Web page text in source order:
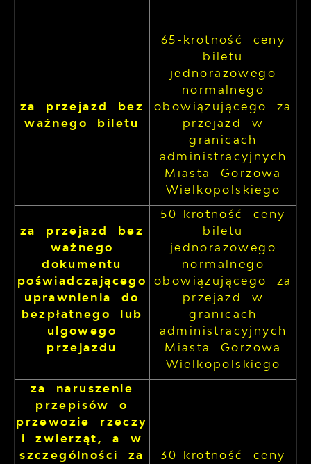
za przejazd bez
ważnego biletu
65-krotność ceny
biletu
jednorazowego
normalnego
obowiązującego za
przejazd w
granicach
administracyjnych
Miasta Gorzowa
Wielkopolskiego
za przejazd bez
ważnego
dokumentu
poświadczającego
uprawnienia do
bezpłatnego lub
ulgowego
przejazdu
50-krotność ceny
biletu
jednorazowego
normalnego
obowiązującego za
przejazd w
granicach
administracyjnych
Miasta Gorzowa
Wielkopolskiego
za naruszenie
przepisów o
przewozie rzeczy
i zwierząt, a w
szczególności za
30-krotność ceny